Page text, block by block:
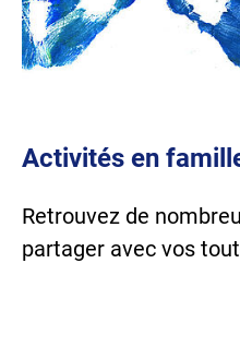
Activités en
Retrouvez de
partager avec vos